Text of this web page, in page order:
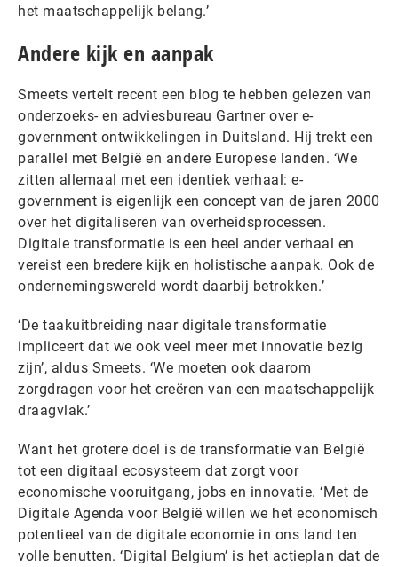
het maatschappelijk belang.’
Andere kijk en aanpak
Smeets vertelt recent een blog te hebben gelezen van
onderzoeks- en adviesbureau Gartner over e-
government ontwikkelingen in Duitsland. Hij trekt een
parallel met België en andere Europese landen. ‘We
zitten allemaal met een identiek verhaal: e-
government is eigenlijk een concept van de jaren 2000
over het digitaliseren van overheidsprocessen.
Digitale transformatie is een heel ander verhaal en
vereist een bredere kijk en holistische aanpak. Ook de
ondernemingswereld wordt daarbij betrokken.’
‘De taakuitbreiding naar digitale transformatie
impliceert dat we ook veel meer met innovatie bezig
zijn’, aldus Smeets. ‘We moeten ook daarom
zorgdragen voor het creëren van een maatschappelijk
draagvlak.’
Want het grotere doel is de transformatie van België
tot een digitaal ecosysteem dat zorgt voor
economische vooruitgang, jobs en innovatie. ‘Met de
Digitale Agenda voor België willen we het economisch
potentieel van de digitale economie in ons land ten
volle benutten. ‘Digital Belgium’ is het actieplan dat de